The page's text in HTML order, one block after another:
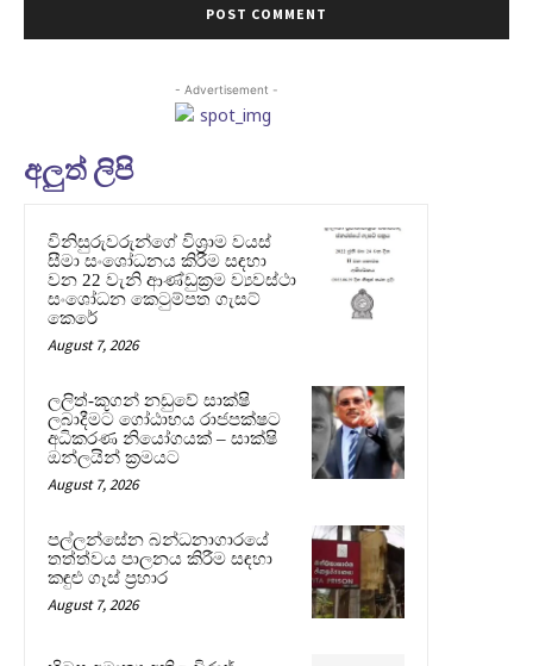
- Advertisement -
අලුත් ලිපි
විනිසුරුවරුන්ගේ විශ්‍රාම වයස්
සීමා සංශෝධනය කිරීම සඳහා
වන 22 වැනි ආණ්ඩුක්‍රම ව්‍යවස්ථා
සංශෝධන කෙටුම්පත ගැසට්
කෙරේ
August 7, 2026
ලලිත්-කූගන් නඩුවේ සාක්ෂි
ලබාදීමට ගෝඨාභය රාජපක්ෂට
අධිකරණ නියෝගයක් – සාක්ෂි
ඔන්ලයින් ක්‍රමයට
August 7, 2026
පල්ලන්සේන බන්ධනාගාරයේ
තත්ත්වය පාලනය කිරීම සඳහා
කඳුළු ගෑස් ප්‍රහාර
August 7, 2026